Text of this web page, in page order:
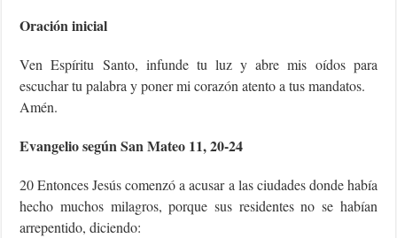
Oración inicial
Ven Espíritu Santo, infunde tu luz y abre mis oídos para
escuchar tu palabra y poner mi corazón atento a tus mandatos.
Amén.
Evangelio según San Mateo 11, 20-24
20 Entonces Jesús comenzó a acusar a las ciudades donde había
hecho muchos milagros, porque sus residentes no se habían
arrepentido, diciendo: